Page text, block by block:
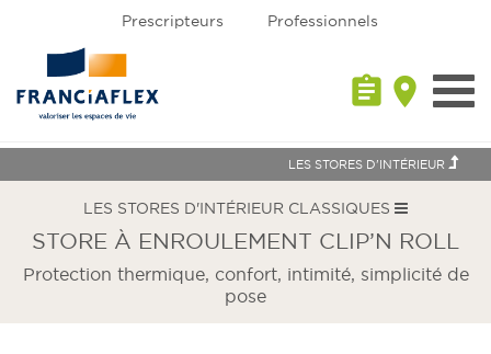
Prescripteurs Professionnels
assignment place
LES STORES D'INTÉRIEUR
LES STORES D'INTÉRIEUR CLASSIQUES
STORE À ENROULEMENT CLIP’N ROLL
Protection thermique, confort, intimité, simplicité de
pose